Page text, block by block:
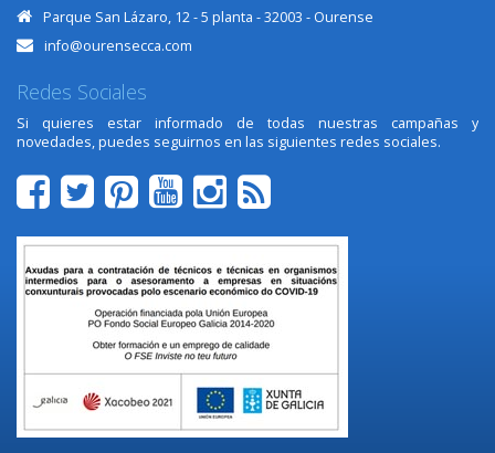
Parque San Lázaro, 12 - 5 planta - 32003 - Ourense
info@ourensecca.com
Redes Sociales
Si quieres estar informado de todas nuestras campañas y
novedades, puedes seguirnos en las siguientes redes sociales.